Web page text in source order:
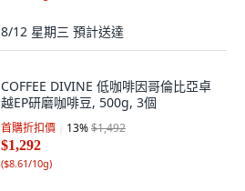
8/12 星期三 預計送達
COFFEE DIVINE 低咖啡因哥倫比亞卓
越EP研磨咖啡豆, 500g, 3個
首購折扣價 13%$1,492
$1,292
($8.61/10g)